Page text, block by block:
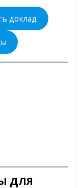
доклад
ДЛЯ